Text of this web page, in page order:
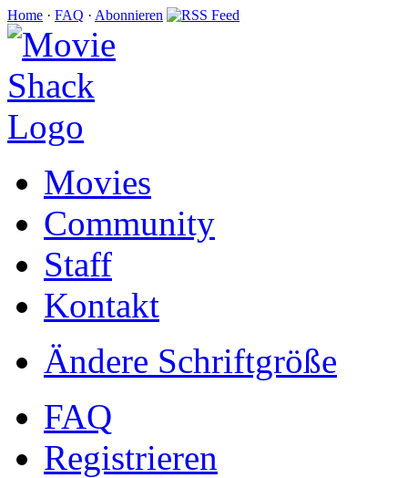
Home · FAQ · Abonnieren
Movies
Community
Staff
Kontakt
Ändere Schriftgröße
FAQ
Registrieren